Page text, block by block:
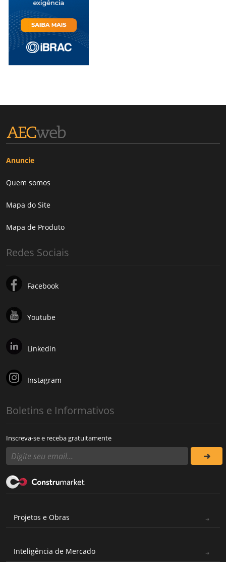
Anuncie
Quem somos
Mapa do Site
Mapa de Produto
Redes Sociais
Facebook
Youtube
Linkedin
Instagram
Boletins e Informativos
Inscreva-se e receba gratuitamente
Projetos e Obras
Inteligência de Mercado